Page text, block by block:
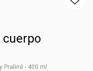
Praliné - 400 ml